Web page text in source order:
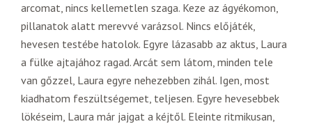
arcomat, nincs kellemetlen szaga. Keze az ágyékomon,
pillanatok alatt merevvé varázsol. Nincs előjáték,
hevesen testébe hatolok. Egyre lázasabb az aktus, Laura
a fülke ajtajához ragad. Arcát sem látom, minden tele
van gőzzel, Laura egyre nehezebben zihál. Igen, most
kiadhatom feszültségemet, teljesen. Egyre hevesebbek
lökéseim, Laura már jajgat a kéjtől. Eleinte ritmikusan,